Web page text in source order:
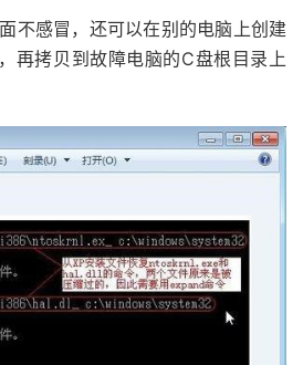
不感冒，还可以在别的电脑上创建
再拷贝到故障电脑的C盘根目录上